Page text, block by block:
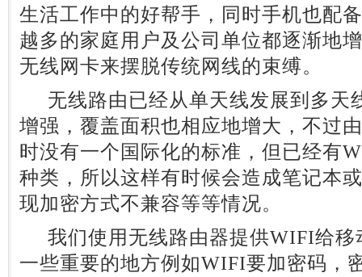
生活工作中的好帮手，同时手机也配
越多的家庭用户及公司单位都逐渐地
无线网卡来摆脱传统网线的束缚。
无线路由已经从单天线发展到多天
增强，覆盖面积也相应地增大，不过
时没有一个国际化的标准，但已经有
种类，所以这样有时候会造成笔记本
现加密方式不兼容等等情况。
我们使用无线路由器提供WIFI给移
一些重要的地方例如WIFI要加密码，